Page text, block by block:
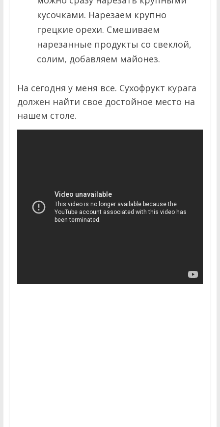
кусочками. Нарезаем крупно
грецкие орехи. Смешиваем
нарезанные продукты со свеклой,
солим, добавляем майонез.
На сегодня у меня все. Сухофрукт курага
должен найти свое достойное место на
нашем столе.